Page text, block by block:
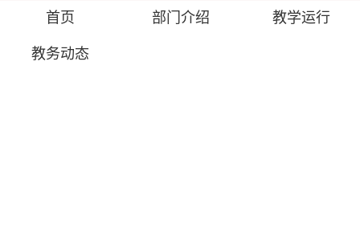
首页 部门介绍 教学运行
教务动态